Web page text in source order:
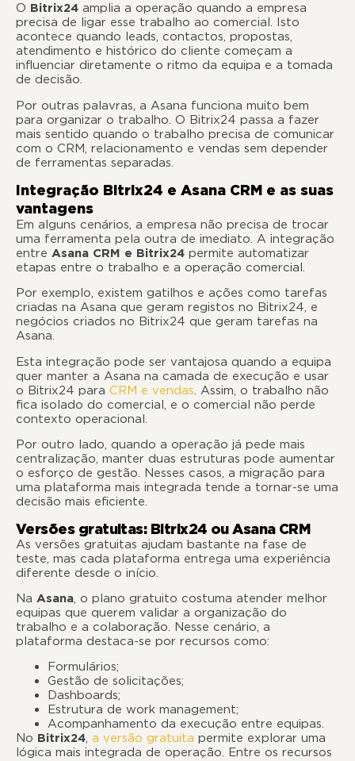
O Bitrix24 amplia a operação quando a empresa
precisa de ligar esse trabalho ao comercial. Isto
acontece quando leads, contactos, propostas,
atendimento e histórico do cliente começam a
influenciar diretamente o ritmo da equipa e a tomada
de decisão.
Por outras palavras, a Asana funciona muito bem
para organizar o trabalho. O Bitrix24 passa a fazer
mais sentido quando o trabalho precisa de comunicar
com o CRM, relacionamento e vendas sem depender
de ferramentas separadas.
Integração Bitrix24 e Asana CRM e as suas
vantagens
Em alguns cenários, a empresa não precisa de trocar
uma ferramenta pela outra de imediato. A integração
entre Asana CRM e Bitrix24 permite automatizar
etapas entre o trabalho e a operação comercial.
Por exemplo, existem gatilhos e ações como tarefas
criadas na Asana que geram registos no Bitrix24, e
negócios criados no Bitrix24 que geram tarefas na
Asana.
Esta integração pode ser vantajosa quando a equipa
quer manter a Asana na camada de execução e usar
o Bitrix24 para CRM e vendas. Assim, o trabalho não
fica isolado do comercial, e o comercial não perde
contexto operacional.
Por outro lado, quando a operação já pede mais
centralização, manter duas estruturas pode aumentar
o esforço de gestão. Nesses casos, a migração para
uma plataforma mais integrada tende a tornar-se uma
decisão mais eficiente.
Versões gratuitas: Bitrix24 ou Asana CRM
As versões gratuitas ajudam bastante na fase de
teste, mas cada plataforma entrega uma experiência
diferente desde o início.
Na Asana, o plano gratuito costuma atender melhor
equipas que querem validar a organização do
trabalho e a colaboração. Nesse cenário, a
plataforma destaca-se por recursos como:
Formulários;
Gestão de solicitações;
Dashboards;
Estrutura de work management;
Acompanhamento da execução entre equipas.
No Bitrix24, a versão gratuita permite explorar uma
lógica mais integrada de operação. Entre os recursos